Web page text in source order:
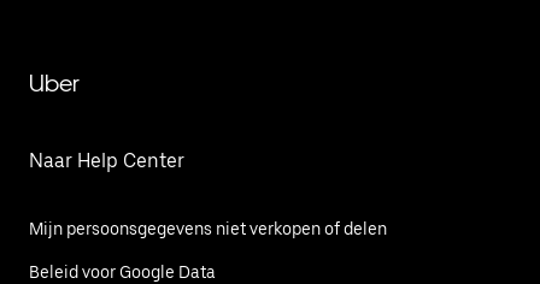
Uber
Naar Help Center
Mijn persoonsgegevens niet verkopen of delen
Beleid voor Google Data